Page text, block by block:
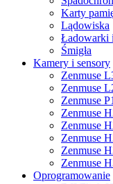
Karty
Lądowiska
Ładowarki i
Śmigła
Kamery i sensory
Zenmuse
Zenmuse
Zenmuse P1
Zenmuse
Zenmuse
Zenmuse
Zenmuse
Zenmuse
Oprogramowanie